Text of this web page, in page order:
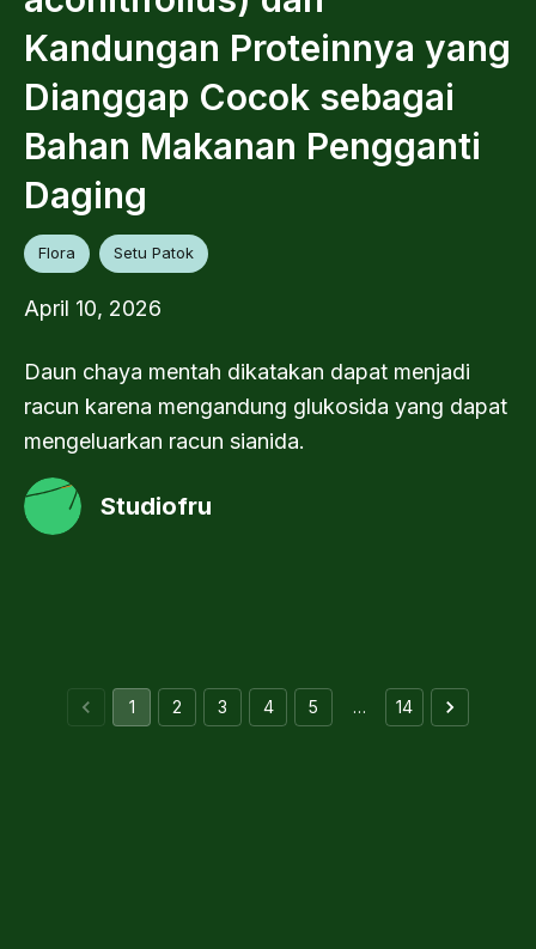
Kandungan Proteinnya yang
Dianggap Cocok sebagai
Bahan Makanan Pengganti
Daging
Flora Setu Patok
April 10, 2026
Daun chaya mentah dikatakan dapat menjadi
racun karena mengandung glukosida yang dapat
mengeluarkan racun sianida.
Studiofru
1 2 3 4 5 … 14